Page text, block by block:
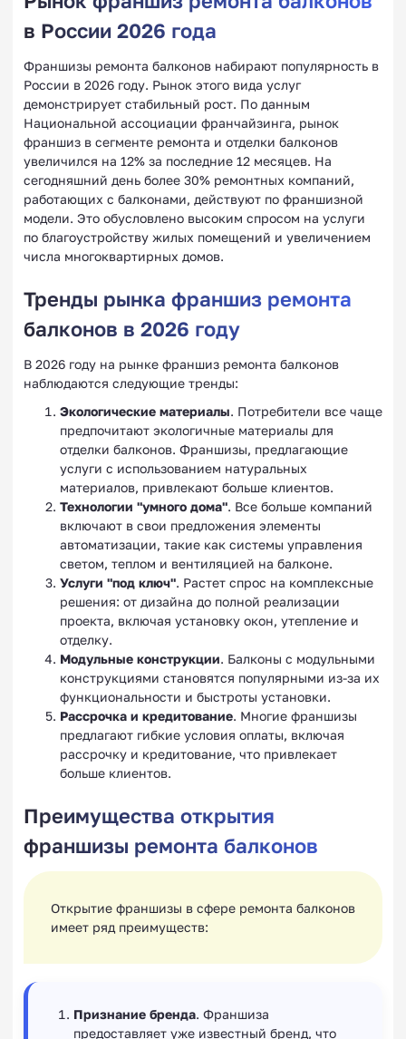
в России 2026 года
Франшизы ремонта балконов набирают популярность в
России в 2026 году. Рынок этого вида услуг
демонстрирует стабильный рост. По данным
Национальной ассоциации франчайзинга, рынок
франшиз в сегменте ремонта и отделки балконов
увеличился на 12% за последние 12 месяцев. На
сегодняшний день более 30% ремонтных компаний,
работающих с балконами, действуют по франшизной
модели. Это обусловлено высоким спросом на услуги
по благоустройству жилых помещений и увеличением
числа многоквартирных домов.
Тренды рынка франшиз ремонта
балконов в 2026 году
В 2026 году на рынке франшиз ремонта балконов
наблюдаются следующие тренды:
Экологические материалы. Потребители все чаще
предпочитают экологичные материалы для
отделки балконов. Франшизы, предлагающие
услуги с использованием натуральных
материалов, привлекают больше клиентов.
Технологии "умного дома". Все больше компаний
включают в свои предложения элементы
автоматизации, такие как системы управления
светом, теплом и вентиляцией на балконе.
Услуги "под ключ". Растет спрос на комплексные
решения: от дизайна до полной реализации
проекта, включая установку окон, утепление и
отделку.
Модульные конструкции. Балконы с модульными
конструкциями становятся популярными из-за их
функциональности и быстроты установки.
Рассрочка и кредитование. Многие франшизы
предлагают гибкие условия оплаты, включая
рассрочку и кредитование, что привлекает
больше клиентов.
Преимущества открытия
франшизы ремонта балконов
Открытие франшизы в сфере ремонта балконов
имеет ряд преимуществ:
Признание бренда. Франшиза
предоставляет уже известный бренд, что